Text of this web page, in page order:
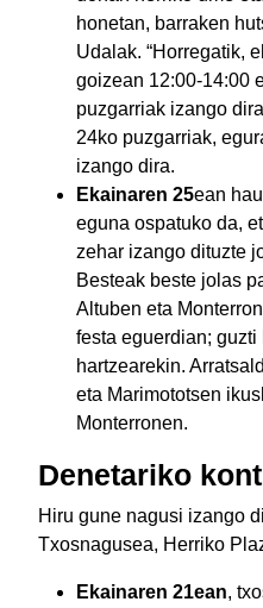
honetan, barraken
Udalak. “Horregatik,
goizean 12:00-14:00
puzgarriak izango
24ko puzgarriak,
izango dira.
Ekainaren 25ean
eguna ospatuko da,
zehar izango dituzte
Besteak beste jolas
Altuben eta
festa eguerdian;
hartzearekin.
eta Marimototsen
Monterronen.
Denetariko
Hiru gune nagusi izango
Txosnagusea, Herriko
Ekainaren 21ean,